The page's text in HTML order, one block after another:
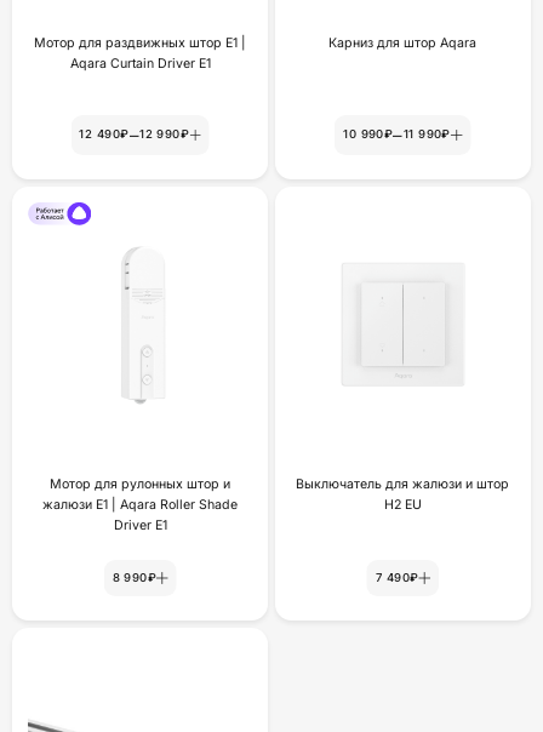
Мотор для раздвижных штор Е1 |
Aqara Curtain Driver E1
12 490₽–12 990₽
Карниз для штор Aqara
10 990₽–11 990₽
Мотор для рулонных штор и
жалюзи Е1 | Aqara Roller Shade
Driver E1
8 990₽
Выключатель для жалюзи и штор
H2 EU
7 490₽